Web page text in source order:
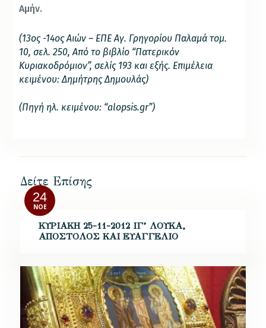
Αμήν.
(13ος -14ος Αιών – ΕΠΕ Αγ. Γρηγορίου Παλαμά τομ.
10, σελ. 250, Από το βιβλίο “Πατερικόν
Κυριακοδρόμιον”, σελίς 193 και εξής. Επιμέλεια
κειμένου: Δημήτρης Δημουλάς)
(Πηγή ηλ. κειμένου: “alopsis.gr”)
Δείτε Επίσης
24
ΝΟΈ
ΚΥΡΙΑΚΗ 25-11-2012 ΙΓ’ ΛΟΥΚΑ,
ΑΠΟΣΤΟΛΟΣ ΚΑΙ ΕΥΑΓΓΕΛΙΟ